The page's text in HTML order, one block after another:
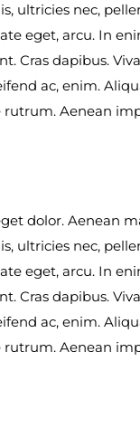
ultricies nec,
eget, arcu. In
Cras dapibus.
ac, enim.
rutrum. Aenean
dolor. Aenean
ultricies nec,
eget, arcu. In
Cras dapibus.
ac, enim.
rutrum. Aenean